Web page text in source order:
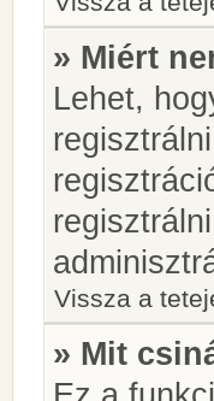
» Miért
Lehet,
Vissza a
» Mit